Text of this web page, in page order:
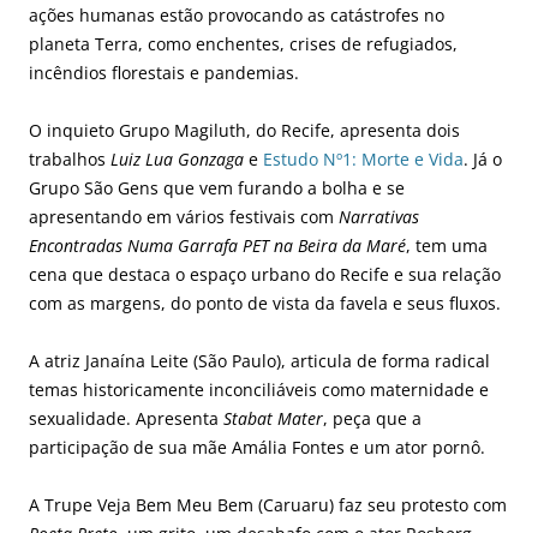
ações humanas estão provocando as catástrofes no
planeta Terra, como enchentes, crises de refugiados,
incêndios florestais e pandemias.
O inquieto Grupo Magiluth, do Recife, apresenta dois
trabalhos Luiz Lua Gonzaga e Estudo Nº1: Morte e Vida. Já o
Grupo São Gens que vem furando a bolha e se
apresentando em vários festivais com Narrativas
Encontradas Numa Garrafa PET na Beira da Maré, tem uma
cena que destaca o espaço urbano do Recife e sua relação
com as margens, do ponto de vista da favela e seus fluxos.
A atriz Janaína Leite (São Paulo), articula de forma radical
temas historicamente inconciliáveis como maternidade e
sexualidade. Apresenta Stabat Mater, peça que a
participação de sua mãe Amália Fontes e um ator pornô.
A Trupe Veja Bem Meu Bem (Caruaru) faz seu protesto com